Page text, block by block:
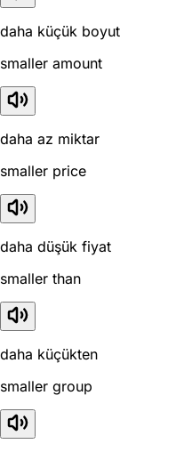
daha küçük boyut
smaller amount
daha az miktar
smaller price
daha düşük fiyat
smaller than
daha küçükten
smaller group